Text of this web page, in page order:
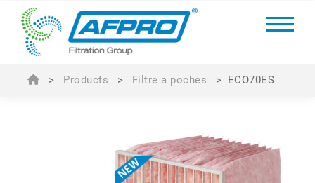
> Products > Filtre a poches > ECO70ES